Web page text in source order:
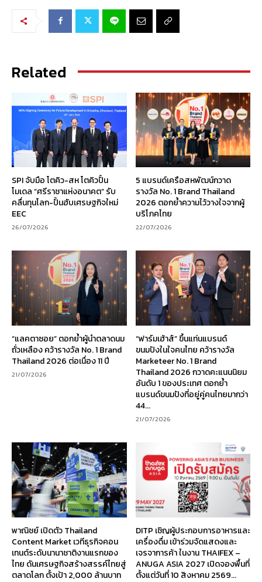
Related
SPI จับมือ โตคิว-สห โตคิวปั้น
โมเดล “ศรีราชาแห่งอนาคต” รับ
คลื่นทุนโลก-ปั้นฮับเศรษฐกิจใหม่
EEC
26/07/2026
5 แบรนด์เครือสหพัฒน์กวาด
รางวัล No. 1 Brand Thailand
2026 ตอกย้ำความไว้วางใจจากผู้
บริโภคไทย
22/07/2026
“แลคตาซอย” ตอกย้ำผู้นำตลาดนม
ถั่วเหลือง คว้ารางวัล No. 1 Brand
Thailand 2026 ต่อเนื่อง 11 ปี
21/07/2026
“ฟาร์มเฮ้าส์” ขึ้นแท่นแบรนด์
ขนมปังในใจคนไทย คว้ารางวัล
Marketeer No. 1 Brand
Thailand 2026 กวาดคะแนนนิยม
อันดับ 1 ของประเทศ ตอกย้ำ
แบรนด์ขนมปังที่อยู่คู่คนไทยมากว่า
44...
21/07/2026
พาณิชย์ เปิดตัว Thailand
Content Market เวทีธุรกิจคอน
เทนต์ระดับนานาชาติงานแรกของ
ไทย ดันเศรษฐกิจสร้างสรรค์ไทยสู่
ตลาดโลก ตั้งเป้า 2,000 ล้านบาท
DITP เชิญผู้ประกอบการอาหารและ
เครื่องดื่ม เข้าร่วมจัดแสดงและ
เจรจาการค้า ในงาน THAIFEX –
ANUGA ASIA 2027 เปิดจองพื้นที่
ตั้งแต่วันที่ 10 สิงหาคม 2569...